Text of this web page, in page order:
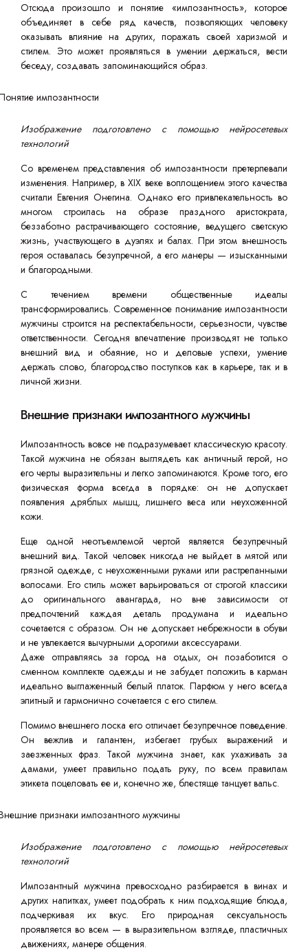
Отсюда произошло и понятие «импозантность», которое
объединяет в себе ряд качеств, позволяющих человеку
оказывать влияние на других, поражать своей харизмой и
стилем. Это может проявляться в умении держаться, вести
беседу, создавать запоминающийся образ.
Изображение подготовлено с помощью нейросетевых
технологий
Со временем представления об импозантности претерпевали
изменения. Например, в XIX веке воплощением этого качества
считали Евгения Онегина. Однако его привлекательность во
многом строилась на образе праздного аристократа,
беззаботно растрачивающего состояние, ведущего светскую
жизнь, участвующего в дуэлях и балах. При этом внешность
героя оставалась безупречной, а его манеры — изысканными
и благородными.
С течением времени общественные идеалы
трансформировались. Современное понимание импозантности
мужчины строится на респектабельности, серьезности, чувстве
ответственности. Сегодня впечатление производят не только
внешний вид и обаяние, но и деловые успехи, умение
держать слово, благородство поступков как в карьере, так и в
личной жизни.
Внешние признаки импозантного мужчины
Импозантность вовсе не подразумевает классическую красоту.
Такой мужчина не обязан выглядеть как античный герой, но
его черты выразительны и легко запоминаются. Кроме того, его
физическая форма всегда в порядке: он не допускает
появления дряблых мышц, лишнего веса или неухоженной
кожи.
Еще одной неотъемлемой чертой является безупречный
внешний вид. Такой человек никогда не выйдет в мятой или
грязной одежде, с неухоженными руками или растрепанными
волосами. Его стиль может варьироваться от строгой классики
до оригинального авангарда, но вне зависимости от
предпочтений каждая деталь продумана и идеально
сочетается с образом. Он не допускает небрежности в обуви
и не увлекается вычурными дорогими аксессуарами.
Даже отправляясь за город на отдых, он позаботится о
сменном комплекте одежды и не забудет положить в карман
идеально выглаженный белый платок. Парфюм у него всегда
элитный и гармонично сочетается с его стилем.
Помимо внешнего лоска его отличает безупречное поведение.
Он вежлив и галантен, избегает грубых выражений и
заезженных фраз. Такой мужчина знает, как ухаживать за
дамами, умеет правильно подать руку, по всем правилам
этикета поцеловать ее и, конечно же, блестяще танцует вальс.
Изображение подготовлено с помощью нейросетевых
технологий
Импозантный мужчина превосходно разбирается в винах и
других напитках, умеет подобрать к ним подходящие блюда,
подчеркивая их вкус. Его природная сексуальность
проявляется во всем — в выразительном взгляде, пластичных
движениях, манере общения.